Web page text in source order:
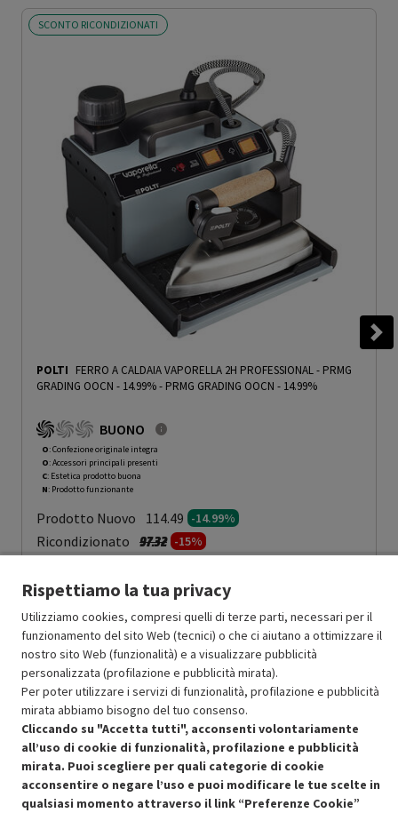
SCONTO RICONDIZIONATI
POLTI FERRO A CALDAIA VAPORELLA 2H PROFESSIONAL - PRMG
GRADING OOCN - 14.99%- PRMG GRADING OOCN - 14.99%
BUONO
O: Confezione originale integra
O: Accessori principali presenti
C: Estetica prodotto buona
N: Prodotto funzionante
Prodotto Nuovo 114.49 -14.99%
Ricondizionato Prezzo ridotto da
97.32a-15%
82.72
Aggiungi al carrello
SCONTO RICONDIZIONATI
Approfitta dello sconto del 15% sul prodotto ricondizionato.
Rispettiamo la tua privacy
Utilizziamo cookies, compresi quelli di terze parti, necessari per il
funzionamento del sito Web (tecnici) o che ci aiutano a ottimizzare il
nostro sito Web (funzionalità) e a visualizzare pubblicità
personalizzata (profilazione e pubblicità mirata).
Per poter utilizzare i servizi di funzionalità, profilazione e pubblicità
mirata abbiamo bisogno del tuo consenso.
Cliccando su "Accetta tutti", acconsenti volontariamente
all’uso di cookie di funzionalità, profilazione e pubblicità
mirata. Puoi scegliere per quali categorie di cookie
acconsentire o negare l’uso e puoi modificare le tue scelte in
qualsiasi momento attraverso il link “Preferenze Cookie”